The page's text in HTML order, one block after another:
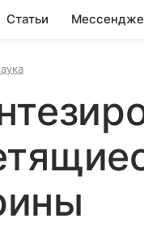
Статьи